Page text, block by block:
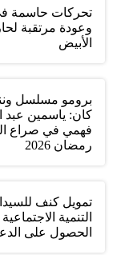
تحركات حاسمة
وعودة مرتقبة
الأبيض
برومو مسلسل
كان: ياسمين عبد
فهمي في صراع
رمضان 2026
تمويل كنف
التنمية
الحصول على